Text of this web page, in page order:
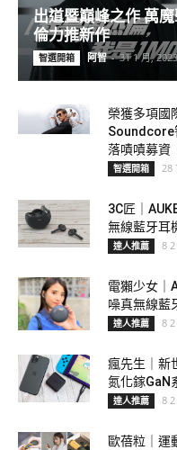
出道暨巔峰之作 萬
倫力推新作
智選開箱 阿智 - 31 1 月, 2023
榮獲多項國
Soundcore
落嘖嘖募資
智選開箱 28
3C匠｜
無線藍牙耳
達人推薦 8
電獺少女｜
噪真無線藍
達人推薦 8
瘋先生｜新
氮化鎵GaN
達人推薦 8
歐蓓粒｜運